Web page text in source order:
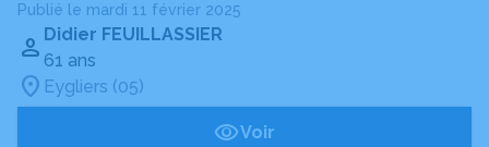
Publié le mardi 11 février 2025
Didier FEUILLASSIER
61 ans
Eygliers (05)
Voir